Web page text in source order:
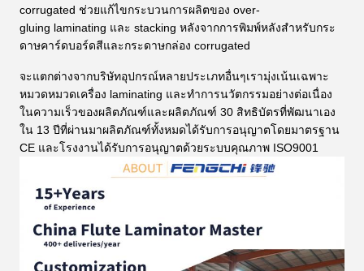
corrugated ช่วยแก้ไขกระบวนการผลิตของ over-
gluing laminating และ stacking หลังจากการพิมพ์หลังสําหรับกระ
ดาษคาร์ดบอร์ดสีและกระดาษกล่อง corrugated
จะแตกต่างจากบริษัทอุปกรณ์หลายประเภทอื่นๆเรามุ่งเน้นเฉพาะ
หมวดหมวดเครื่อง laminating และทําการนวัตกรรมอย่างต่อเนื่อง
ในความเร็วของผลิตภัณฑ์และผลิตภัณฑ์ 30 สิทธิบัตรที่พัฒนาเอง
ใน 13 ปีที่ผ่านมาผลิตภัณฑ์ทั้งหมดได้รับการอนุญาตโดยมาตรฐาน
CE และโรงงานได้รับการอนุญาตด้วยระบบคุณภาพ ISO9001